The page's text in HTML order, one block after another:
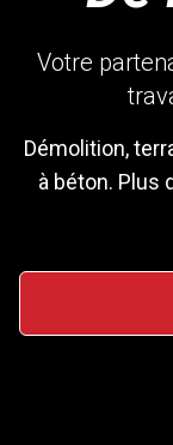
Votre
Démolition,
à béton. Plus